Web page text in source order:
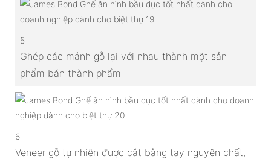
5
Ghép các mảnh gỗ lại với nhau thành một sản
phẩm bán thành phẩm
6
Veneer gỗ tự nhiên được cắt bằng tay nguyên chất,